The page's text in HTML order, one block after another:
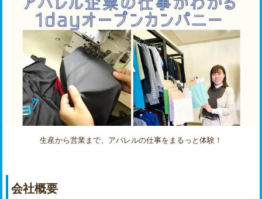
生産から営業まで、アパレルの仕事をまるっと体験！
会社概要